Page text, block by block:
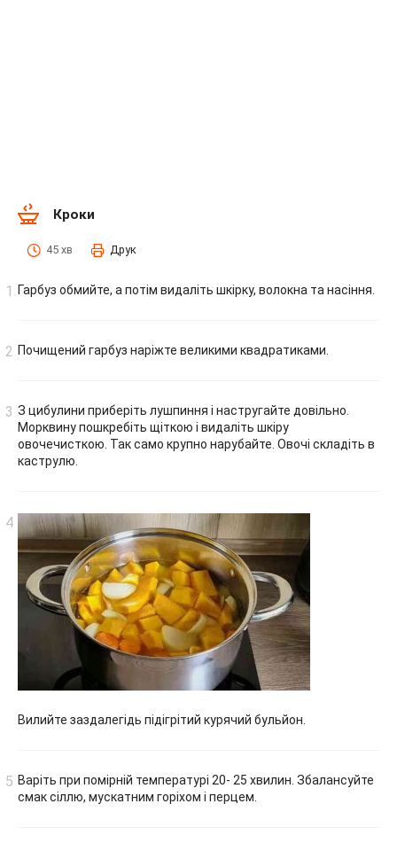
Кроки
45 хв Друк
Гарбуз обмийте, а потім видаліть шкірку, волокна та насіння.
Почищений гарбуз наріжте великими квадратиками.
З цибулини приберіть лушпиння і настругайте довільно.
Морквину пошкребіть щіткою і видаліть шкіру
овочечисткою. Так само крупно нарубайте. Овочі складіть в
каструлю.
Вилийте заздалегідь підігрітий курячий бульйон.
Варіть при помірній температурі 20- 25 хвилин. Збалансуйте
смак сіллю, мускатним горіхом і перцем.